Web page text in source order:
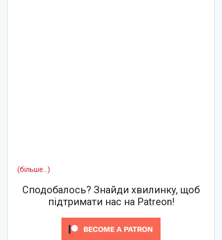
(більше…)
Сподобалось? Знайди хвилинку, щоб
підтримати нас на Patreon!